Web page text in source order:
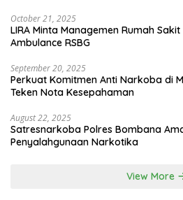
October 21, 2025
LIRA Minta Managemen Rumah
Ambulance RSBG
September 20, 2025
Perkuat Komitmen Anti Narkoba di
Teken Nota Kesepahaman
August 22, 2025
Satresnarkoba Polres Bombana
Penyalahgunaan Narkotika
View More